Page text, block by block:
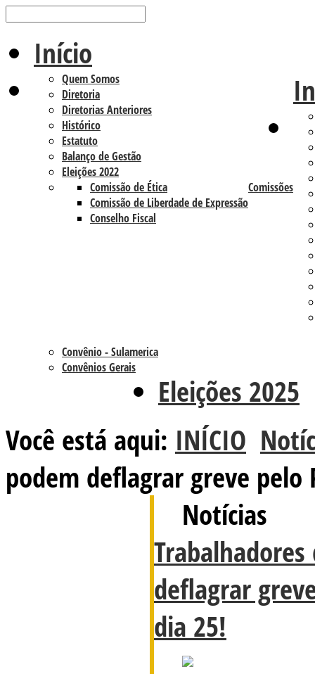
Início
Quem Somos
Diretoria
Diretorias Anteriores
Histórico
Estatuto
Balanço de Gestão
Eleições 2022
Comissões
Comissão de Ética
Comissão de Liberdade de Expressão
Conselho Fiscal
Convênio - Sulamerica
Convênios Gerais
Eleições 2025
Você está aqui: INÍCIO
podem deflagrar greve pelo
Notícias
Trabalhadores
deflagrar
dia 25!